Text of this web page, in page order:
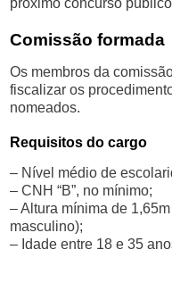
próximo concurso
Comissão formada
Os membros da
fiscalizar os
nomeados.
Requisitos do cargo
– Nível médio de
– CNH “B”, no mínimo;
– Altura mínima de
masculino);
– Idade entre 18 e 35